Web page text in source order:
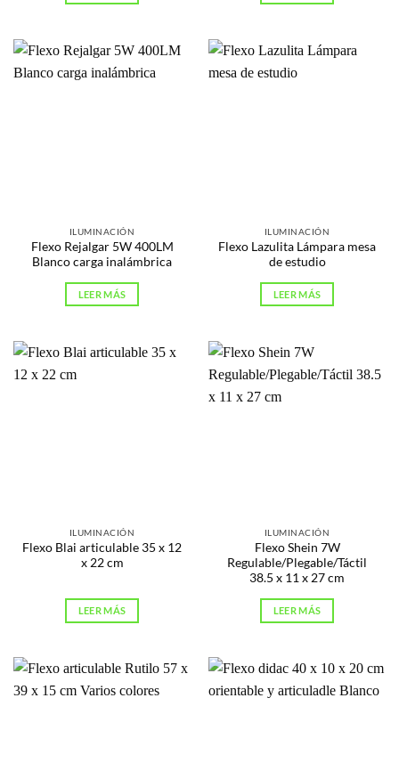
ILUMINACIÓN
Flexo Rejalgar 5W 400LM
Blanco carga inalámbrica
LEER MÁS
ILUMINACIÓN
Flexo Lazulita Lámpara mesa
de estudio
LEER MÁS
ILUMINACIÓN
Flexo Blai articulable 35 x 12
x 22 cm
LEER MÁS
ILUMINACIÓN
Flexo Shein 7W
Regulable/Plegable/Táctil
38.5 x 11 x 27 cm
LEER MÁS